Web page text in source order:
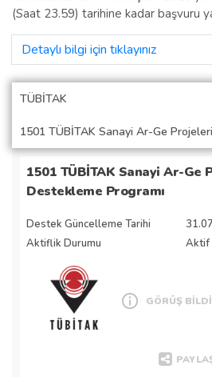
(Saat 23.59) tarihine kadar başvuru
Detaylı bilgi için tıklayınız
TÜBİTAK
1501 TÜBİTAK Sanayi Ar-Ge
1501 TÜBİTAK Sanayi Ar-Ge
Destekleme Programı
Destek Güncelleme Tarihi
Aktiflik Durumu
Aktif
GÖRÜŞ